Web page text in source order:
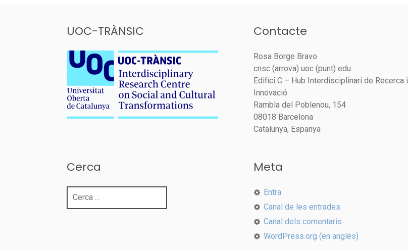
UOC-TRÀNSIC Contacte
Rosa Borge Bravo
cnsc (arrova) uoc (punt) edu
Edifici C – Hub Interdisciplinari de Recerca i
Innovació
Rambla del Poblenou, 154
08018 Barcelona
Catalunya, Espanya
Cerca
Cerca:
Meta
Entra
Canal de les entrades
Canal dels comentaris
WordPress.org (en anglès)